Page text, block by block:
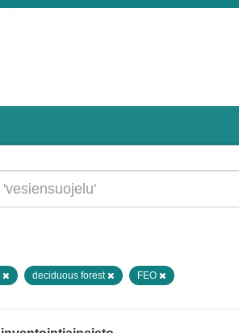
deciduous forest FEO